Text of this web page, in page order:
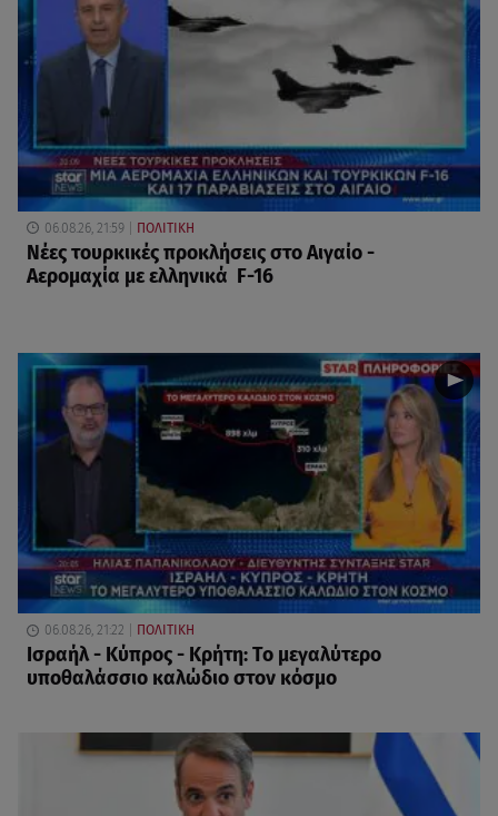
06.08.26, 21:59 ΠΟΛΙΤΙΚΗ
Νέες τουρκικές προκλήσεις στο Αιγαίο -
Αερομαχία με ελληνικά F-16
06.08.26, 21:22 ΠΟΛΙΤΙΚΗ
Ισραήλ - Κύπρος - Κρήτη: Το μεγαλύτερο
υποθαλάσσιο καλώδιο στον κόσμο